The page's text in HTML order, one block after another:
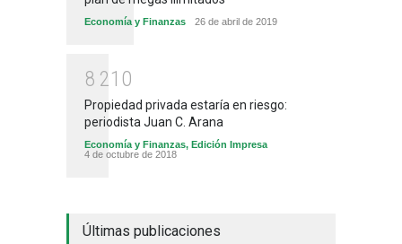
Economía y Finanzas 26 de abril de 2019
8 21 0
Propiedad privada estaría en riesgo:
periodista Juan C. Arana
Economía y Finanzas, Edición Impresa
4 de octubre de 2018
Últimas publicaciones